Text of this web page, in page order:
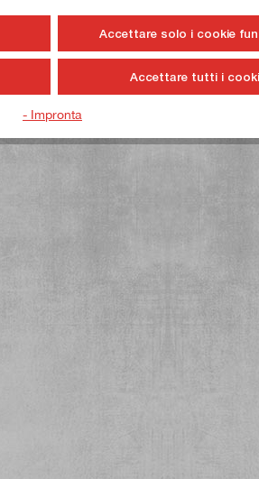
Accettare solo i cookie
Accettare tutti i
- Impronta